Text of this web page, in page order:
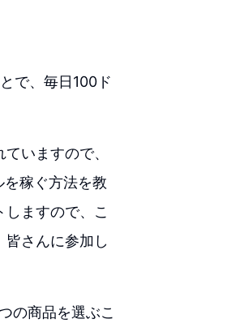
で、毎日100ド
いますので、
稼ぐ方法を教
ますので、こ
さんに参加し
の商品を選ぶこ